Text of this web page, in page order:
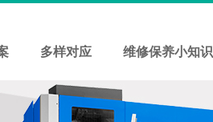
多样对应 维修保养小知识